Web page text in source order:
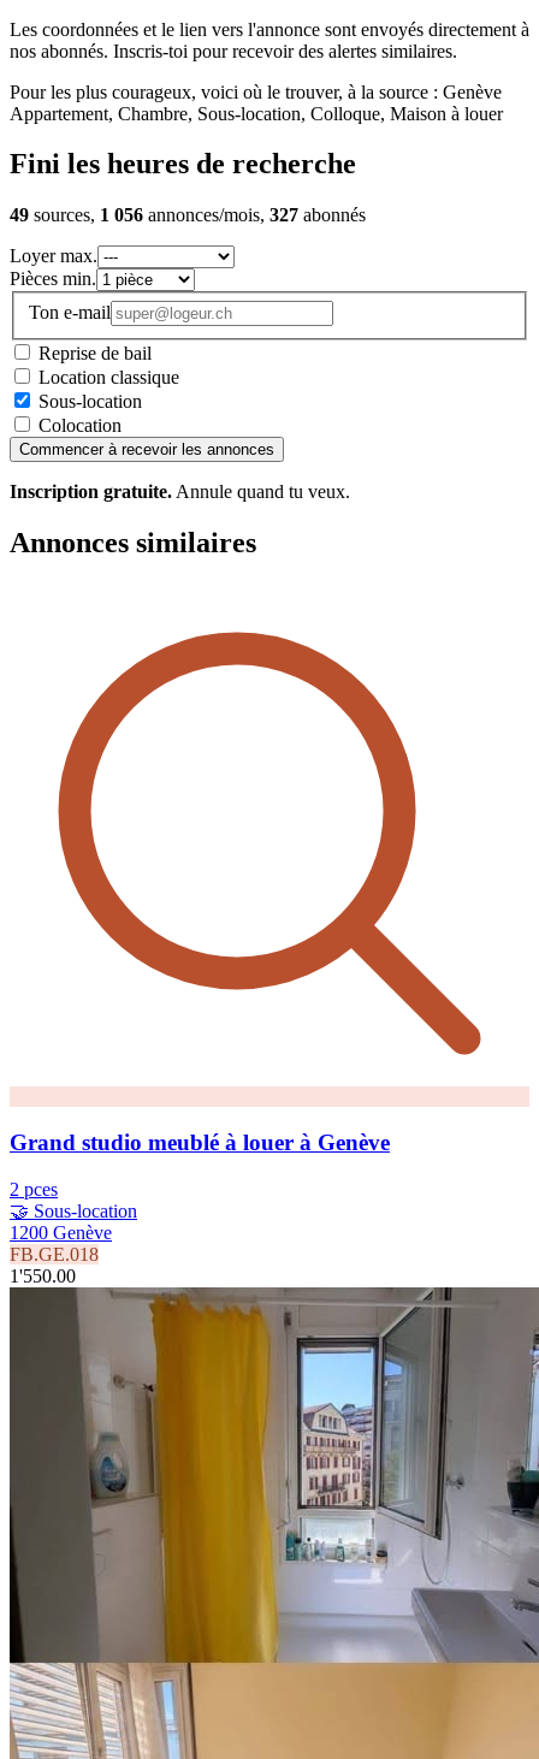
Les coordonnées et le lien vers l'annonce sont envoyés directement à
nos abonnés. Inscris-toi pour recevoir des alertes similaires.
Pour les plus courageux, voici où le trouver, à la source : Genève
Appartement, Chambre, Sous-location, Colloque, Maison à louer
Fini les heures de recherche
49 sources, 1 056 annonces/mois, 327 abonnés
Loyer max.
Pièces min.
Ton e-mail
Reprise de bail
Location classique
Sous-location
Colocation
Commencer à recevoir les annonces
Inscription gratuite. Annule quand tu veux.
Annonces similaires
Grand studio meublé à louer à Genève
2 pces
🤝 Sous-location
1200 Genève
FB.GE.018
1'550.00